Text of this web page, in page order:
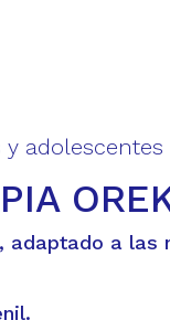
adolescentes
a las